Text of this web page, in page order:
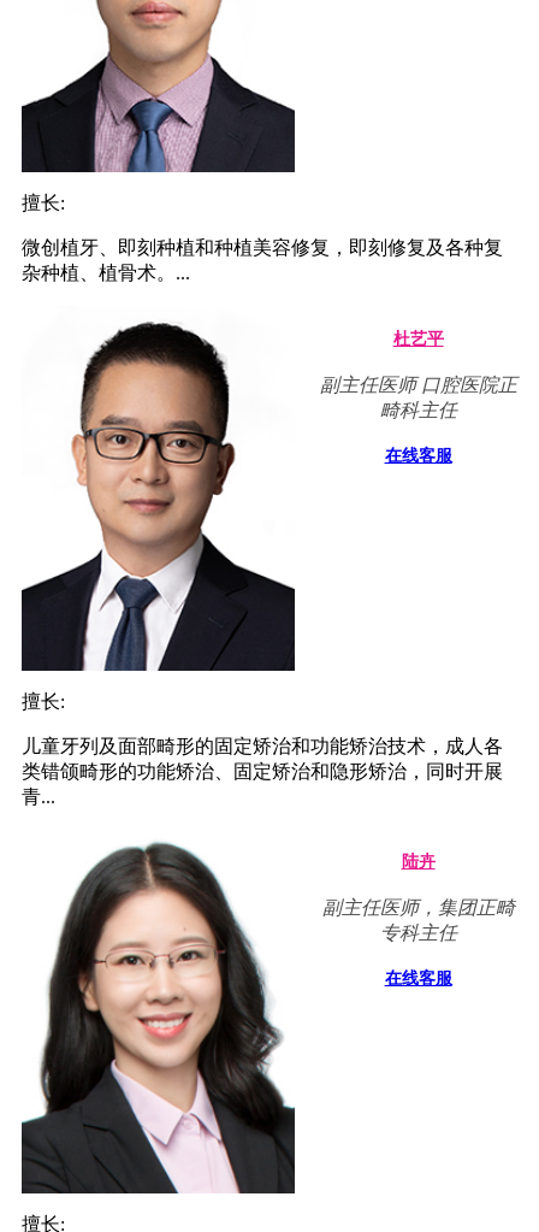
擅长:
微创植牙、即刻种植和种植美容修复，即刻修复及各种复
杂种植、植骨术。...
杜艺平
副主任医师 口腔医院正
畸科主任
在线客服
擅长:
儿童牙列及面部畸形的固定矫治和功能矫治技术，成人各
类错颌畸形的功能矫治、固定矫治和隐形矫治，同时开展
青...
陆卉
副主任医师，集团正畸
专科主任
在线客服
擅长: